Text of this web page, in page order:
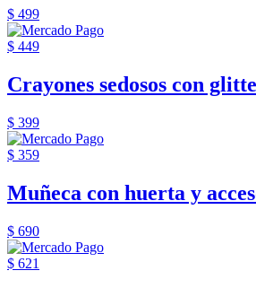
$ 499
$ 449
Crayones sedosos con
$ 399
$ 359
Muñeca con huerta y
$ 690
$ 621